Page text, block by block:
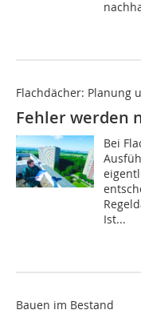
Flachdächer: Planung
Fehler werden
Bei
Ist...
Bauen im Bestand